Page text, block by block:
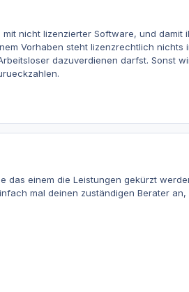
nicht lizenzierter Software, und damit
Vorhaben steht lizenzrechtlich nichts
dazuverdienen darfst. Sonst
das einem die Leistungen gekürzt
mal deinen zuständigen Berater